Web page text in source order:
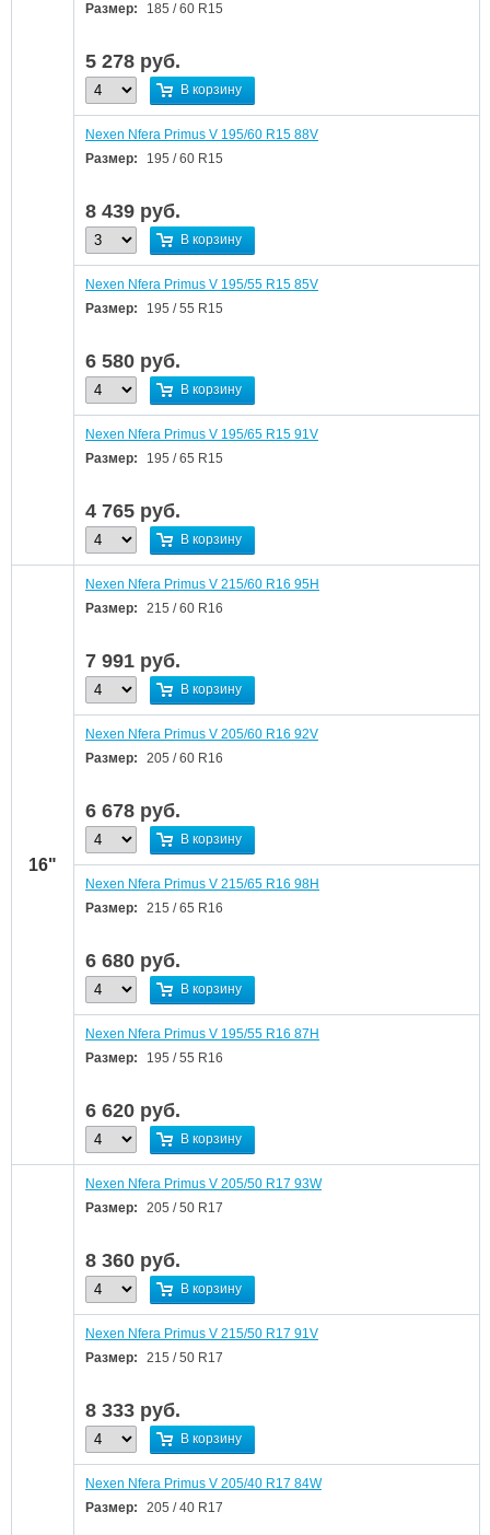
Размер: 185 / 60 R15
5 278 руб.
В корзину
Nexen Nfera Primus V 195/60 R15 88V
Размер:
195 / 60 R15
8 439 руб.
В корзину
Nexen Nfera Primus V 195/55 R15 85V
Размер:
195 / 55 R15
6 580 руб.
В корзину
Nexen Nfera Primus V 195/65 R15 91V
Размер:
195 / 65 R15
4 765 руб.
В корзину
16"
Nexen Nfera Primus V 215/60 R16 95H
Размер:
215 / 60 R16
7 991 руб.
В корзину
Nexen Nfera Primus V 205/60 R16 92V
Размер:
205 / 60 R16
6 678 руб.
В корзину
Nexen Nfera Primus V 215/65 R16 98H
Размер:
215 / 65 R16
6 680 руб.
В корзину
Nexen Nfera Primus V 195/55 R16 87H
Размер:
195 / 55 R16
6 620 руб.
В корзину
Nexen Nfera Primus V 205/50 R17 93W
Размер:
205 / 50 R17
8 360 руб.
В корзину
Nexen Nfera Primus V 215/50 R17 91V
Размер:
215 / 50 R17
8 333 руб.
В корзину
Nexen Nfera Primus V 205/40 R17 84W
Размер:
205 / 40 R17